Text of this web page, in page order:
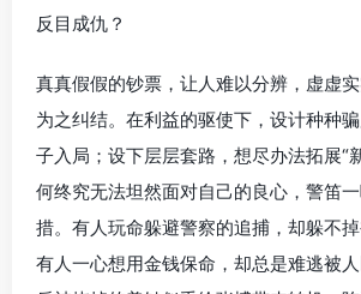
反目成仇？
真真假假的钞票，让人难以分辨，虚虚
为之纠结。在利益的驱使下，设计种种
子入局；设下层层套路，想尽办法拓展“
何终究无法坦然面对自己的良心，警笛
措。有人玩命躲避警察的追捕，却躲不
有人一心想用金钱保命，却总是难逃被